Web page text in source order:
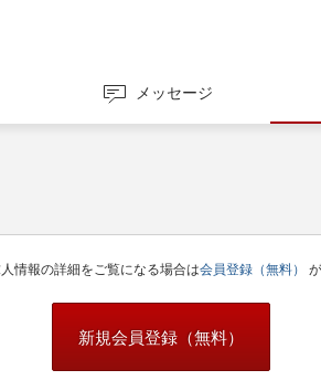
メッセージ
情報の詳細をご覧になる場合は会員登録（無料）
新規会員登録（無料）